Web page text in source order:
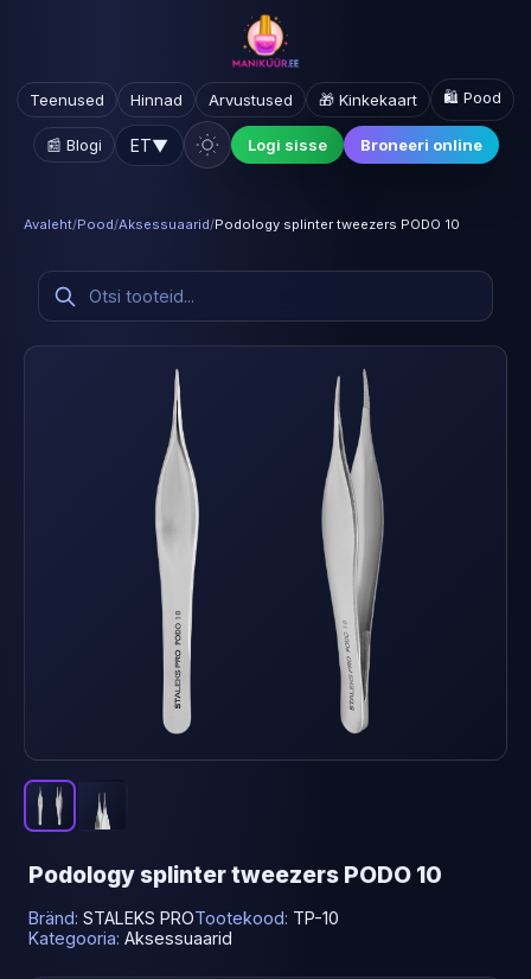
Teenused Hinnad Arvustused 🎁 Kinkekaart 🛍️ Pood
📰 Blogi ET▼ Logi sisse Broneeri online
Avaleht/Pood/Aksessuaarid/Podology splinter tweezers PODO 10
Podology splinter tweezers PODO 10
Bränd: STALEKS PROTootekood: TP-10
Kategooria: Aksessuaarid